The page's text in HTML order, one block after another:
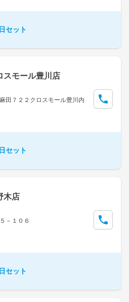
セット
スモール豊川店
田７２２クロスモール豊川内
セット
木店
－１０６
セット